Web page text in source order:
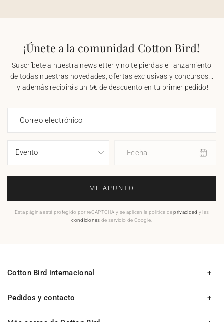
¡Únete a la comunidad Cotton Bird!
Suscríbete a nuestra newsletter y no te pierdas el lanzamiento
de todas nuestras novedades, ofertas exclusivas y concursos...
¡y además recibirás un 5€ de descuento en tu primer pedido!
Correo electrónico
Fecha
ME APUNTO
Esta página está protegido por reCAPTCHA y se aplican la política deprivacidad y las
condiciones de servicio de Google.
Pedidos y contacto
Cotton Bird internacional